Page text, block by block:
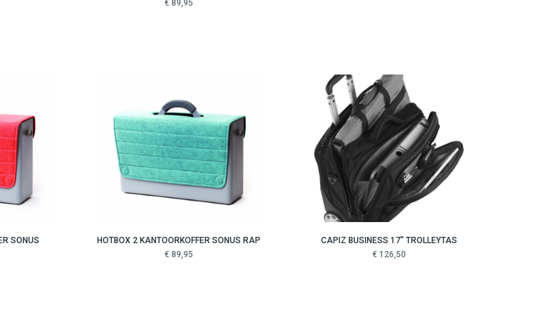
€ 89,95
SONUS
HOTBOX 2 KANTOORKOFFER SONUS RAP
€ 89,95
CAPIZ BUSINESS 17" TROLLEYTAS
€ 126,50